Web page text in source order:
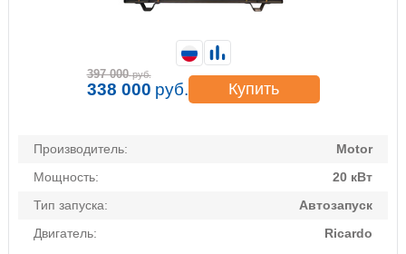
Производитель:
Motor
Мощность:
20 кВт
Тип запуска:
Автозапуск
Двигатель:
Ricardo
397 000 руб.
338 000 руб. Купить